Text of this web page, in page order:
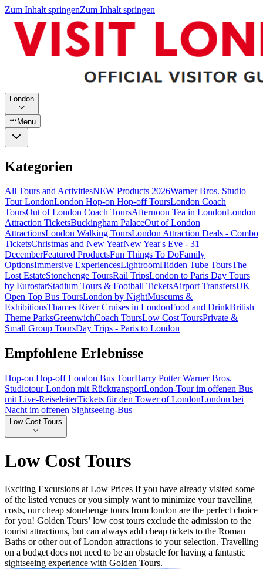
Zum Inhalt springenZum Inhalt springen
London
Menu
Kategorien
All Tours and ActivitiesNEW Products 2026Warner Bros. Studio
Tour LondonLondon Hop-on Hop-off ToursLondon Coach
ToursOut of London Coach ToursAfternoon Tea in LondonLondon
Attraction TicketsBuckingham PalaceOut of London
AttractionsLondon Walking ToursLondon Attraction Deals - Combo
TicketsChristmas and New YearNew Year's Eve - 31
DecemberFeatured ProductsFun Things To DoFamily
OptionsImmersive ExperiencesLightroomHidden Tube ToursThe
Lost EstateStonehenge ToursRail TripsLondon to Paris Day Tours
by EurostarStadium Tours & Football TicketsAirport TransfersUK
Open Top Bus ToursLondon by NightMuseums &
ExhibitionsThames River Cruises in LondonFood and DrinkBritish
Theme ParksGreenwichCoach ToursLow Cost ToursPrivate &
Small Group ToursDay Trips - Paris to London
Empfohlene Erlebnisse
Hop-on Hop-off London Bus TourHarry Potter Warner Bros.
Studiotour London mit RücktransportLondon-Tour im offenen Bus
mit Live-ReiseleiterTickets für den Tower of LondonLondon bei
Nacht im offenen Sightseeing-Bus
Low Cost Tours
Low Cost Tours
Exciting Excursions at Low Prices If you have already visited some
of the listed venues or you simply want to minimize your travelling
costs, our cheap stonehenge tours from london are the perfect choice
for you! Golden Tours’ low cost tours exclude the admission to the
tourist attractions, but can always add cheap tickets to the Roman
Baths or other out of London attractions to your selection. Travelling
on a budget does not need to be an obstacle for having a fantastic
sightseeing experience with Golden Tours.